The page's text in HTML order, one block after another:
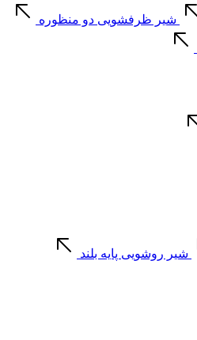
شیر ظرفشویی دو منظوره
شیر روشویی پایه بلند